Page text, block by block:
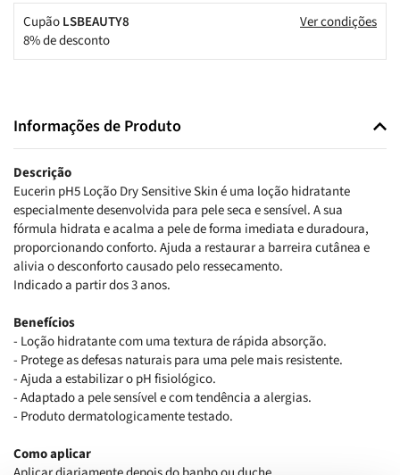
CupãoLSBEAUTY8
8% de desconto
Ver condições
Informações de Produto
Descrição
Eucerin pH5 Loção Dry Sensitive Skin é uma loção hidratante
especialmente desenvolvida para pele seca e sensível. A sua
fórmula hidrata e acalma a pele de forma imediata e duradoura,
proporcionando conforto. Ajuda a restaurar a barreira cutânea e
alivia o desconforto causado pelo ressecamento.
Indicado a partir dos 3 anos.
Benefícios
- Loção hidratante com uma textura de rápida absorção.
- Protege as defesas naturais para uma pele mais resistente.
- Ajuda a estabilizar o pH fisiológico.
- Adaptado a pele sensível e com tendência a alergias.
- Produto dermatologicamente testado.
Como aplicar